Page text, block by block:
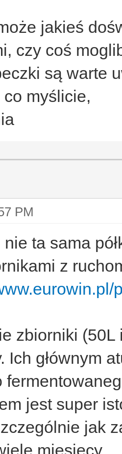
jakieś
czy coś
są warte
myślicie,
PM
ta sama
z
zbiorniki
Ich głównym
jest super
jak
miesięcy.